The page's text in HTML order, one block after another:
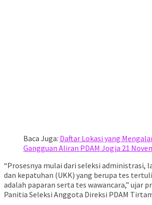
Baca Juga: Daftar Lokasi yang
Gangguan Aliran PDAM Jogja 21
“Prosesnya mulai dari seleksi administrasi,
dan kepatuhan (UKK) yang berupa tes
adalah paparan serta tes wawancara,” ujar
Panitia Seleksi Anggota Direksi PDAM